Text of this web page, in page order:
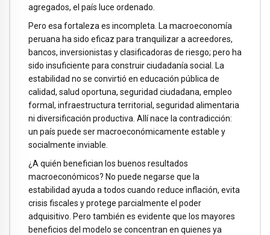
agregados, el país luce ordenado.
Pero esa fortaleza es incompleta. La macroeconomía
peruana ha sido eficaz para tranquilizar a acreedores,
bancos, inversionistas y clasificadoras de riesgo; pero ha
sido insuficiente para construir ciudadanía social. La
estabilidad no se convirtió en educación pública de
calidad, salud oportuna, seguridad ciudadana, empleo
formal, infraestructura territorial, seguridad alimentaria
ni diversificación productiva. Allí nace la contradicción:
un país puede ser macroeconómicamente estable y
socialmente inviable.
¿A quién benefician los buenos resultados
macroeconómicos? No puede negarse que la
estabilidad ayuda a todos cuando reduce inflación, evita
crisis fiscales y protege parcialmente el poder
adquisitivo. Pero también es evidente que los mayores
beneficios del modelo se concentran en quienes ya